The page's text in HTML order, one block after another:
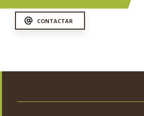
CONTACTAR